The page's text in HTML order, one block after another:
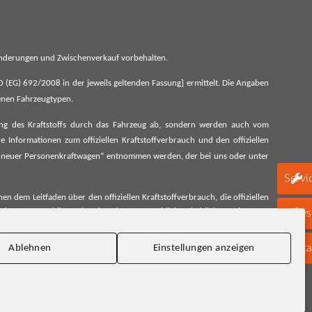
Ablehnen Einstellungen anzeigen
und Zwischenverkauf vorbehalten.
692/2008 in der jeweils geltenden Fassung] ermittelt. Die Angaben
Fahrzeugtypen.
des Kraftstoffs durch das Fahrzeug ab, sondern werden auch vom
Informationen zum offiziellen Kraftstoffverbrauch und den offiziellen
Personenkraftwagen“ entnommen werden, der bei uns oder unter
dem Leitfaden über den offiziellen Kraftstoffverbrauch, die offiziellen
Automobil Treuhand GmbH unentgeltlich erhältlich, sowie unter